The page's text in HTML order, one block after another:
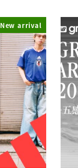
New arrival